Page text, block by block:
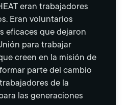
eran trabajadores
Eran voluntarios
eficaces que dejaron
para trabajar
creen en la misión de
parte del cambio
de la
las generaciones